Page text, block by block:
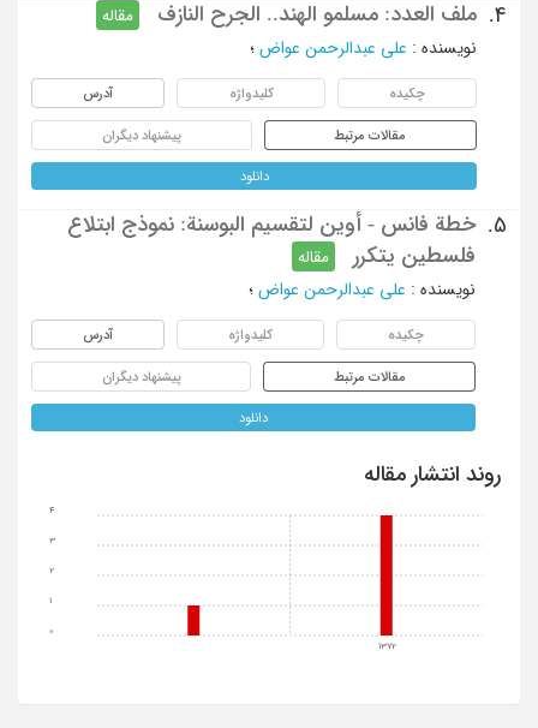
4. ملف العدد: مسلمو الهند.. الجرح النازف
مقاله
نویسنده : علی عبدالرحمن عواض ؛
چکیده کلیدواژه آدرس
مقالات مرتبط پیشنهاد دیگران
دانلود
5.
خطة فانس - أوین لتقسیم البوسنة: نموذج ابتلاع
فلسطین یتکرر
مقاله
نویسنده : علی عبدالرحمن عواض ؛
چکیده کلیدواژه آدرس
مقالات مرتبط پیشنهاد دیگران
دانلود
روند انتشار مقاله
1372
0
1
2
3
4